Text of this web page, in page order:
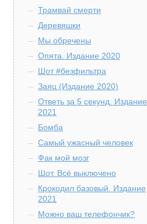
Трамвай смерти
Деревяшки
Мы обречены
Опята. Издание 2020
Шот #безфильтра
Заяц (Издание 2020)
Ответь за 5 секунд. Издание
2021
Бомба
Самый ужасный человек
Фак мой мозг
Шот. Всё выключено
Крокодил базовый. Издание
2021
Можно ваш телефончик?